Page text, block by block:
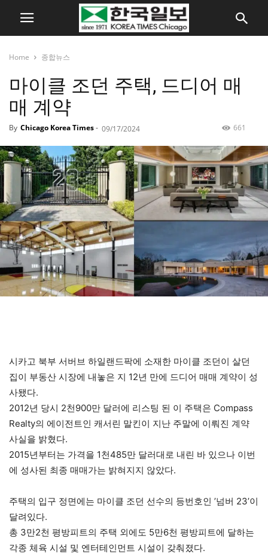
Home 종합뉴스
마이클 조던 주택, 드디어 매
매 계약
By Chicago Korea Times- 09/17/2024 661
시카고 북부 서버브 하일랜드팍에 소재한 마이클 조던이 살던
집이 부동산 시장에 내놓은 지 12년 만에 드디어 매매 계약이 성
사됐다.
2012년 당시 2천900만 달러에 리스팅 된 이 주택은 Compass
Realty의 에이전트인 캐서린 말킨이 지난 주말에 이뤄진 계약
사실을 밝혔다.
2015년부터는 가격을 1천485만 달러대로 내린 바 있으나 이번
에 성사된 최종 매매가는 밝혀지지 않았다.
주택의 입구 정면에는 마이클 조던 선수의 등번호인 ’넘버 23’이
달려있다.
총 3만2천 평방피트의 주택 외에도 5만6천 평방피트에 달하는
각종 체육 시설 및 엔터테인먼트 시설이 갖춰졌다.